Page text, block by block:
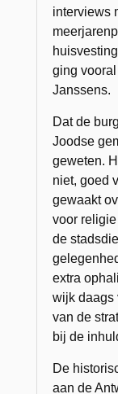
interviews
ging
Janssens.
Dat de
Joodse
geweten.
niet, goed
gewaakt
voor
de
extra
wijk daags
van de
bij de
De
aan de